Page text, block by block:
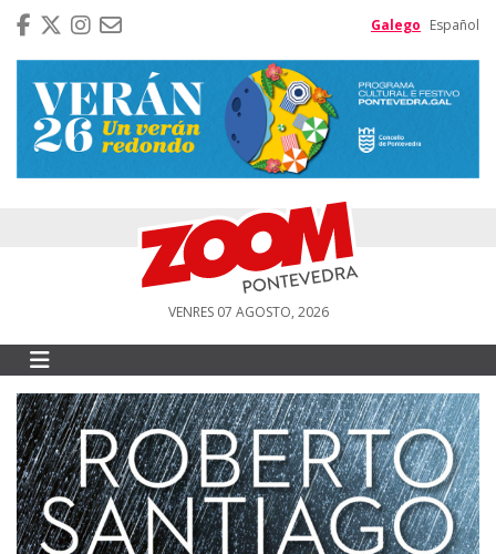
Galego Español
VENRES 07 AGOSTO, 2026